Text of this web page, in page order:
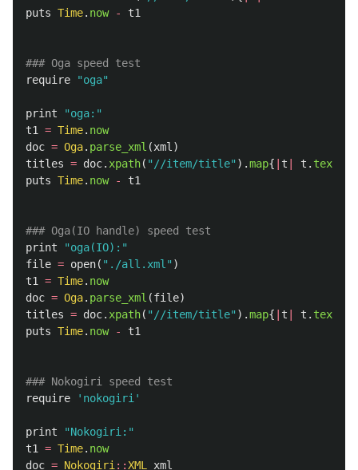
puts Time. now - t1
### Oga speed test
require
"oga"
print
"oga:"
t1
= Time. now
doc = Oga. parse_xml (xml )
titles = doc. xpath( "//item/title" ).map{ t t . text
puts Time. now - t1
### Oga(IO handle) speed test
print
"oga(IO):"
file = open( "./all.xml" )
t1
= Time. now
doc = Oga. parse_xml (file)
titles = doc. xpath( "//item/title" ).map{ t t . text
puts Time. now - t1
### Nokogiri speed test
require
'nokogiri'
print
"Nokogiri:"
t1
= Time. now
doc = Nokogiri ::XML
xml